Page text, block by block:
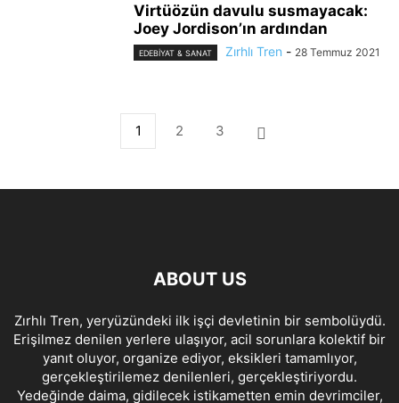
Virtüözün davulu susmayacak:
Joey Jordison’ın ardından
EDEBIYAT & SANAT Zırhlı Tren - 28 Temmuz 2021
1 2 3
ABOUT US
Zırhlı Tren, yeryüzündeki ilk işçi devletinin bir sembolüydü.
Erişilmez denilen yerlere ulaşıyor, acil sorunlara kolektif bir
yanıt oluyor, organize ediyor, eksikleri tamamlıyor,
gerçekleştirilemez denilenleri, gerçekleştiriyordu.
Yedeğinde daima, gidilecek istikametten emin devrimciler,